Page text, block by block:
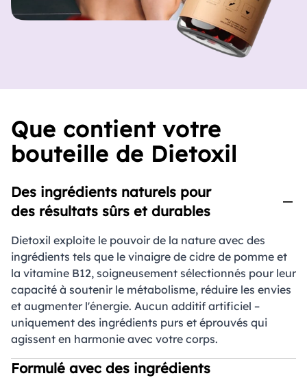
grenade est un antioxydant naturel qui aide à
de poids, sentez-vous plus énergique, plus
Que contient votre
bouteille de Dietoxil
Des ingrédients naturels pour
des résultats sûrs et durables
Dietoxil exploite le pouvoir de la nature avec des
ingrédients tels que le vinaigre de cidre de pomme et
la vitamine B12, soigneusement sélectionnés pour leur
capacité à soutenir le métabolisme, réduire les envies
et augmenter l'énergie. Aucun additif artificiel –
uniquement des ingrédients purs et éprouvés qui
agissent en harmonie avec votre corps.
Formulé avec des ingrédients